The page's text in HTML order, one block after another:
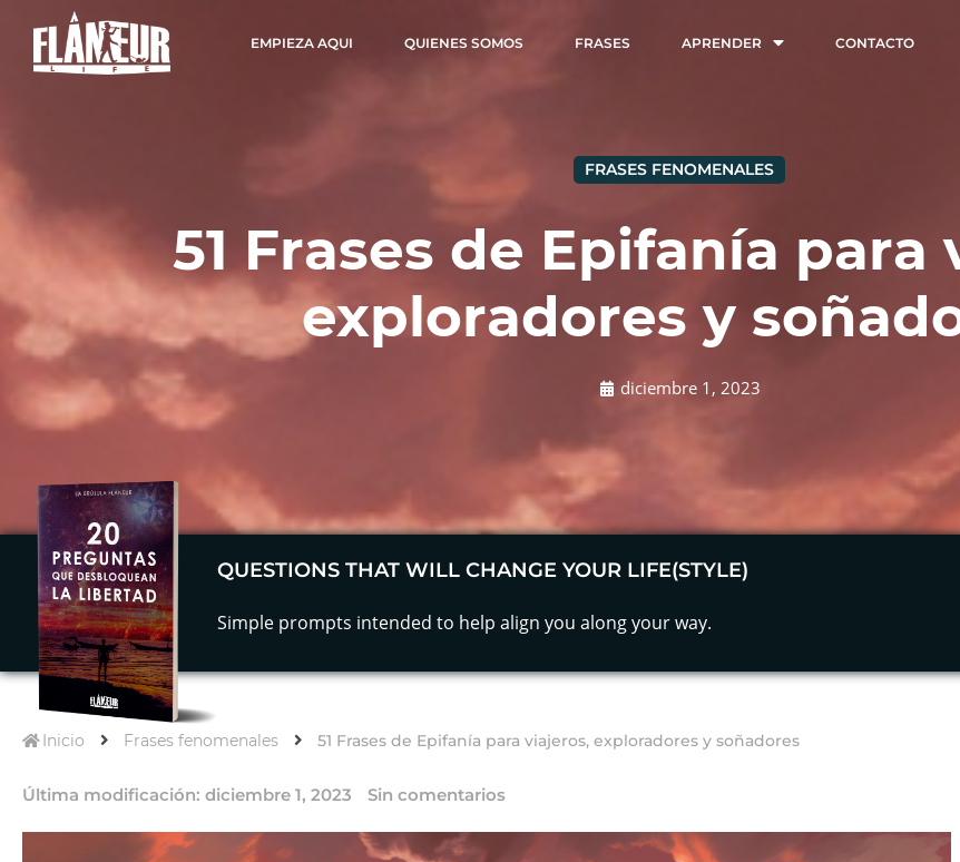
EMPIEZA AQUI QUIENES SOMOS FRASES APRENDER CONTACTO
FRASES FENOMENALES
51 Frases de Epifanía para
exploradores y
diciembre 1, 2023
QUESTIONS THAT WILL CHANGE YOUR LIFE(STYLE)
Simple prompts intended to help align you along your way.
Inicio Frases fenomenales 51 Frases de Epifanía para viajeros, exploradores y soñadores
Última modificación: diciembre 1, 2023 Sin comentarios